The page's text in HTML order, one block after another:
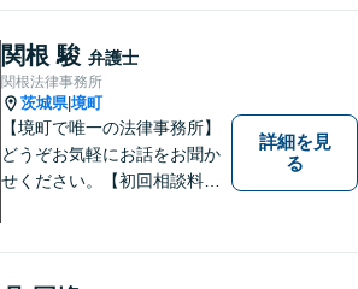
トな解決を提案します。
関根 駿 弁護士
関根法律事務所
茨城県|境町
【境町で唯一の法律事務所】
どうぞお気軽にお話をお聞か
せください。【初回相談料無
詳細を見
る